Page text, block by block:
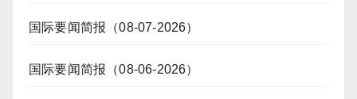
国际要闻简报（08-07-2026）
国际要闻简报（08-06-2026）